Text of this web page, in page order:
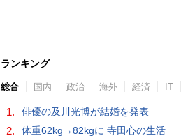
ランキング
総合 国内 政治 海外 経済 IT
1. 俳優の及川光博が結婚を発表
2. 体重62kg→82kgに 寺田心の生活